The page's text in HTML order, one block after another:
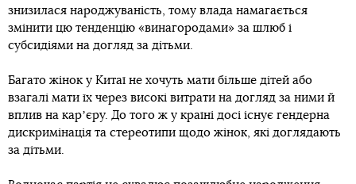
знизилася народжуваність, тому влада намагається
змінити цю тенденцію «винагородами» за шлюб і
субсидіями на догляд за дітьми.
Багато жінок у Китаї не хочуть мати більше дітей або
взагалі мати їх через високі витрати на догляд за ними й
вплив на карʼєру. До того ж у країні досі існує гендерна
дискримінація та стереотипи щодо жінок, які доглядають
за дітьми.